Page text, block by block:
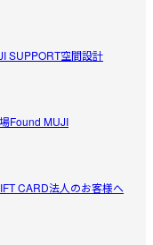
SUPPORT空間設計
Found MUJI
CARD法人のお客様へ